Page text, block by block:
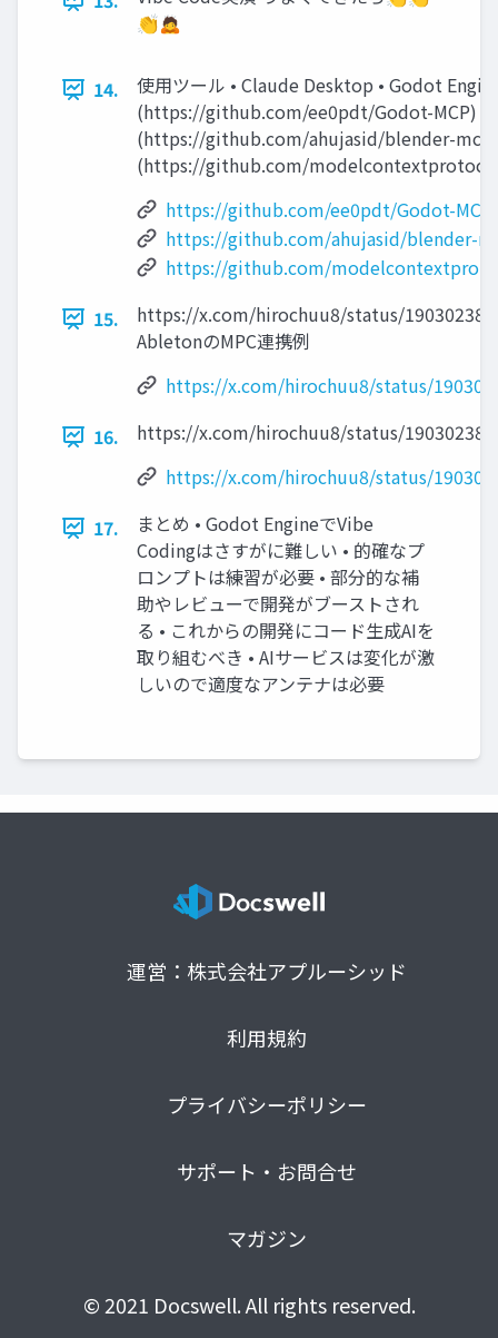
👏🙇
14.
使用ツール • Claude Desktop • Godot
(https://github.com/ee0pdt/Godot-MCP) •
(https://github.com/ahujasid/blender-mcp)
(https://github.com/
https://github.com/ee0pdt/Godot-MCP
https://github.com/ahujasid/blender-
https://github.com/
15.
https://x.com/hirochuu8/status/
AbletonのMPC連携例
https://x.com/hirochuu8/status/
16.
https://x.com/hirochuu8/status/
https://x.com/hirochuu8/status/
17.
まとめ • Godot EngineでVibe
Codingはさすがに難しい • 的確なプ
ロンプトは練習が必要 • 部分的な補
助やレビューで開発がブーストされ
る • これからの開発にコード生成AIを
取り組むべき • AIサービスは変化が激
しいので適度なアンテナは必要
運営：株式会社アプルーシッド
利用規約
プライバシーポリシー
サポート・お問合せ
マガジン
© 2021 Docswell. All rights reserved.